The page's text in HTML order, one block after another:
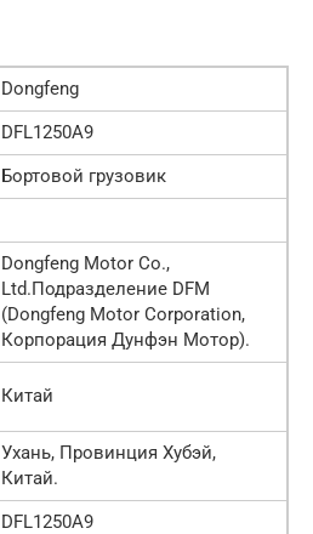
Dongfeng
DFL1250A9
Бортовой грузовик
Dongfeng Motor Co.,
Ltd.Подразделение DFM
(Dongfeng Motor Corporation,
Корпорация Дунфэн Мотор).
Китай
Ухань, Провинция Хубэй,
Китай.
DFL1250A9